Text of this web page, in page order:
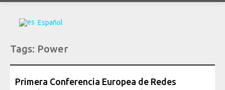
Areas
de experiencia
Organización, Trabajo y Salud
Español
Tags: Power
Primera Conferencia Europea de Redes